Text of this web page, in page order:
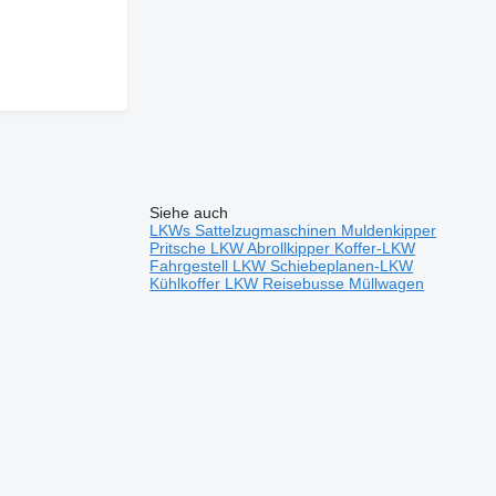
Siehe auch
LKWsSattelzugmaschinen Muldenkipper
Pritsche LKWAbrollkipper Koffer-LKW
Fahrgestell LKWSchiebeplanen-LKW
Kühlkoffer LKW Reisebusse Müllwagen